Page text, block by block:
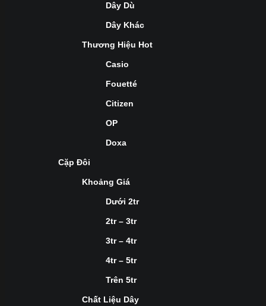
Dây Dù
Dây Khác
Thương Hiệu Hot
Casio
Fouetté
Citizen
OP
Doxa
Cặp Đôi
Khoảng Giá
Dưới 2tr
2tr – 3tr
3tr – 4tr
4tr – 5tr
Trên 5tr
Chất Liệu Dây